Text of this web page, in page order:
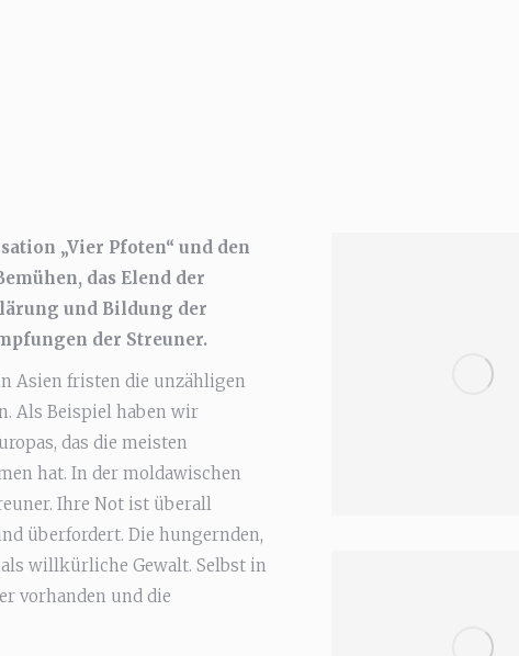
„Vier Pfoten“ und den
das Elend der
und Bildung der
der Streuner.
Asien fristen die unzähligen
Als Beispiel haben wir
das die meisten
hat. In der moldawischen
Ihre Not ist überall
überfordert. Die hungernden,
willkürliche Gewalt. Selbst in
vorhanden und die